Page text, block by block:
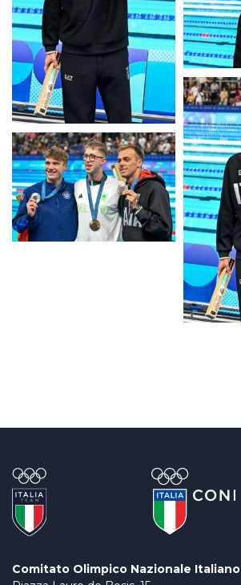
Comitato Olimpico Nazionale Italiano